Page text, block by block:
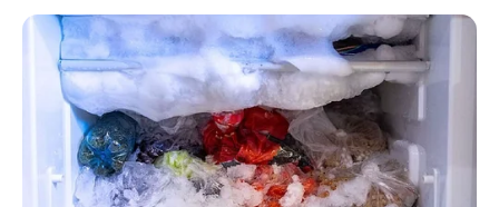
niedrigen Bergen umgebenen Tal sogar Felsen, die an
ein Hochgebirge erinnern. Im unteren Bereich und an der
Mündung in den
Mittelrhein
wird außerdem das Aussehen
des Nahetals vonWeinbergenbestimmt.
UrlaubsregionNummer eins in der Naheregion ist die
historischeKurstadt Bad Kreuznachmit ihrer
Flussromantikund den vielen Ausflugszielen in der